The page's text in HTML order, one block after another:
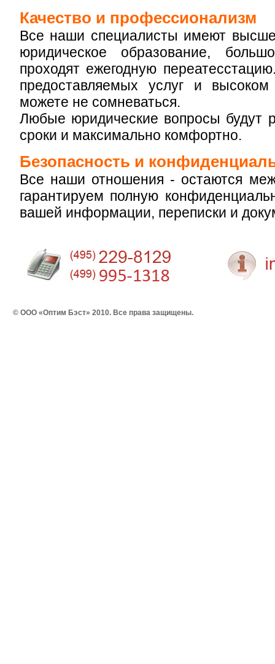
Качество и профессионализм
Все наши специалисты имеют
юридическое образование,
проходят ежегодную
предоставляемых услуг и
можете не сомневаться.
Любые юридические вопросы будут
сроки и максимально комфортно.
Безопасность и
Все наши отношения - остаются
гарантируем полную
вашей информации, переписки и
© ООО «Оптим Бэст» 2010. Все права защищены.